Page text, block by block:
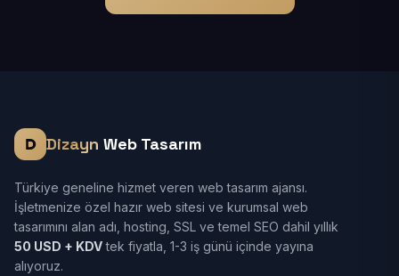
Dizayn Web Tasarım
Türkiye geneline hizmet veren web tasarım ajansı.
İşletmenize özel hazır web sitesi ve kurumsal web
tasarımını alan adı, hosting, SSL ve temel SEO dahil yıllık
50 USD + KDVtek fiyatla, 1-3 iş günü içinde yayına
alıyoruz.